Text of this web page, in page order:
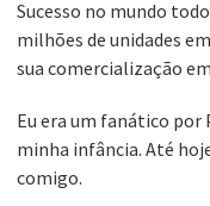
Sucesso no mundo
milhões de unidades
sua comercialização
Eu era um fanático
minha infância. Até
comigo.